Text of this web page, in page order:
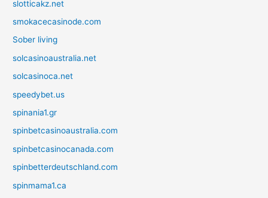
slotticakz.net
smokacecasinode.com
Sober living
solcasinoaustralia.net
solcasinoca.net
speedybet.us
spinania1.gr
spinbetcasinoaustralia.com
spinbetcasinocanada.com
spinbetterdeutschland.com
spinmama1.ca